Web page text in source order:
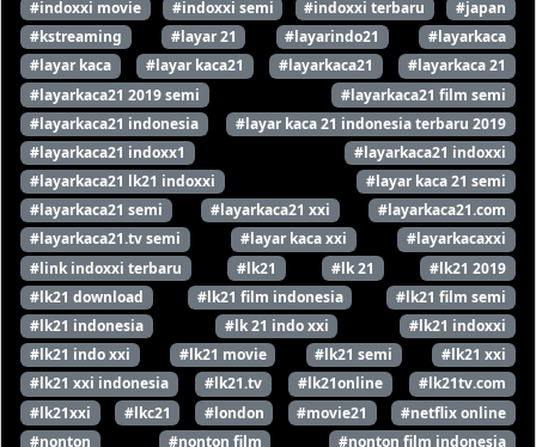
#indoxxi movie
#indoxxi semi #indoxxi terbaru
#japan
#kstreaming
#layar 21 #layarindo21
#layarkaca
#layar kaca
#layar kaca21 #layarkaca21
#layarkaca 21
#layarkaca21 2019 semi
#layarkaca21 film semi
#layarkaca21 indonesia
#layar kaca 21 indonesia terbaru 2019
#layarkaca21 indoxx1
#layarkaca21 indoxxi
#layarkaca21 lk21 indoxxi
#layar kaca 21 semi
#layarkaca21 semi
#layarkaca21 xxi
#layarkaca21.com
#layarkaca21.tv semi
#layar kaca xxi
#layarkacaxxi
#link indoxxi terbaru
#lk21 #lk 21
#lk21 2019
#lk21 download
#lk21 film indonesia
#lk21 film semi
#lk21 indonesia
#lk 21 indo xxi
#lk21 indoxxi
#lk21 indo xxi
#lk21 movie #lk21 semi
#lk21 xxi
#lk21 xxi indonesia
#lk21.tv #lk21online
#lk21tv.com
#lk21xxi
#lkc21 #london #movie21
#netflix online
#nonton
#nonton film
#nonton film indonesia